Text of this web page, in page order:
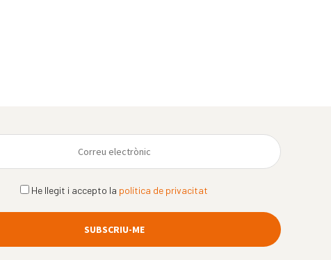
He llegit i accepto la política de privacitat